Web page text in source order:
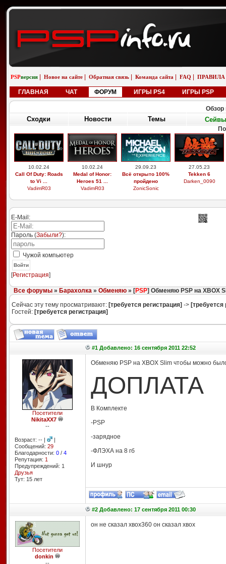
PSPверсия Новое на сайте Обратная связь Команда сайта FAQ ПРАВИЛА
ГЛАВНАЯ ЧАТ ФОРУМ ИГРЫ PS4 ИГРЫ PSP
Обзор
Сходки Новости Темы Сейвы
10.02.24
Call Of Duty: Roads
to Vi ...
VadimR03
10.02.24
Medal of Honor:
Heroes 51 ...
VadimR03
29.09.23
Всё открыто 100%
пройдено
ZonicSonic
27.05.23
Tekken 6
Darken_0090
E-Mail:
Пароль (Забыли?):
Чужой компьютер
Войти
[Регистрация]
Все форумы» Барахолка» Обменяю» [PSP] Обменяю PSP на XBOX
Сейчас эту тему просматривают: [требуется регистрация] -> [требуется
Гостей: [требуется регистрация]
#1 Добавлено: 16 сентября 2011 22:52
Посетители
NikitaXX7
--
Возраст: -- |
|
Сообщений: 29
Благодарности: 0/ 4
Репутация: 1
Предупреждений: 1
Друзья
Тут: 15 лет
Обменяю PSP на XBOX Slim чтобы можно
ДОПЛАТА
В Комплекте
-PSP
-зарядное
-ФЛЭХА на 8 гб
И шнур
#2 Добавлено: 17 сентября 2011 00:30
Посетители
donkin
он не сказал хвох360 он сказал хвох